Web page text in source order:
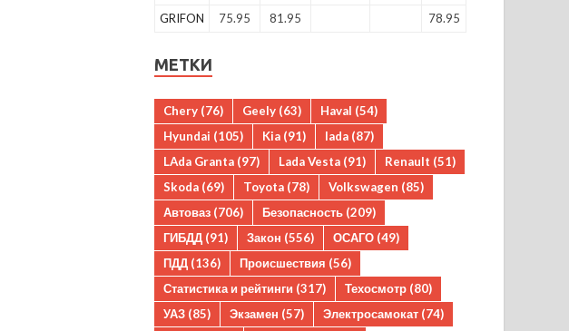
GRIFON
75.95 81.95 78.95
МЕТКИ
Chery (76) Geely (63) Haval (54)
Hyundai (105) Kia (91) lada (87)
LAda Granta (97) Lada Vesta (91) Renault (51)
Skoda (69) Toyota (78) Volkswagen (85)
Автоваз (706) Безопасность (209)
ГИБДД (91) Закон (556) ОСАГО (49)
ПДД (136) Происшествия (56)
Статистика и рейтинги (317) Техосмотр (80)
УАЗ (85) Экзамен (57) Электросамокат (74)